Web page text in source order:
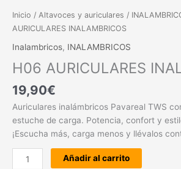
Inicio / Altavoces y auriculares /
AURICULARES INALAMBRICOS
Inalambricos, INALAMBRICOS
H06 AURICULARES
19,90€
Auriculares inalámbricos Pavareal TWS
estuche de carga. Potencia, confort y
¡Escucha más, carga menos y llévalos
Añadir al carrito